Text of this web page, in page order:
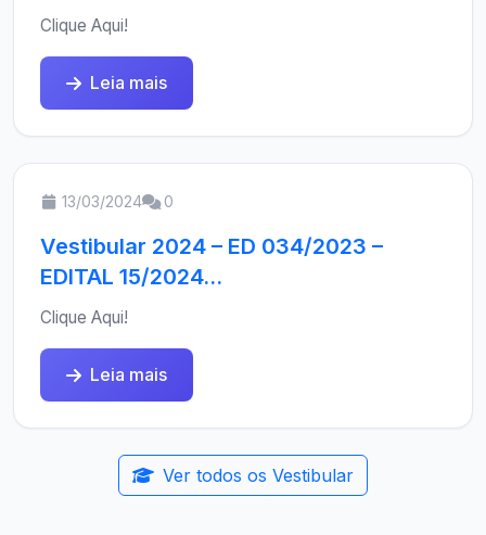
Clique Aqui!
Leia mais
13/03/2024 0
Vestibular 2024 – ED 034/2023 –
EDITAL 15/2024...
Clique Aqui!
Leia mais
Ver todos os Vestibular